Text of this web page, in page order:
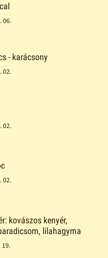
06.
- karácsony
02.
02.
02.
kovászos kenyér,
lilahagyma
19.